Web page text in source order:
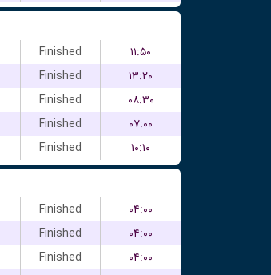
Finished
۱۱:۵۰
Finished
۱۳:۲۰
Finished
۰۸:۳۰
Finished
۰۷:۰۰
Finished
۱۰:۱۰
Finished
۰۴:۰۰
Finished
۰۴:۰۰
Finished
۰۴:۰۰